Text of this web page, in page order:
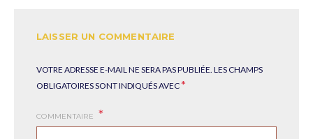
LAISSER UN COMMENTAIRE
VOTRE ADRESSE E-MAIL NE SERA PAS PUBLIÉE. LES CHAMPS
OBLIGATOIRES SONT INDIQUÉS AVEC*
COMMENTAIRE